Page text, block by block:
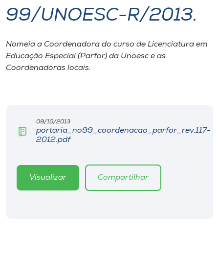
I.nova
Diplomados
Biblioteca
Editora
99/UNOESC-R/2013.
Nomeia a Coordenadora do curso de Licenciatura em
Educação Especial (Parfor) da Unoesc e as
Coordenadoras locais.
09/10/2013
portaria_no99_coordenacao_parfor_rev.117-
2012.pdf
Visualizar Compartilhar